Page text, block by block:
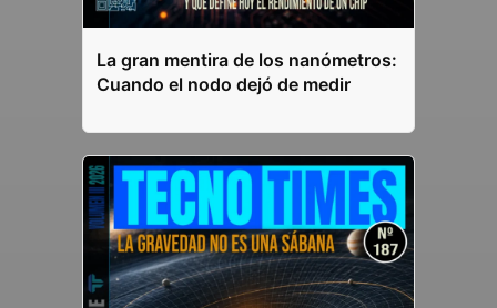
La gran mentira de los nanómetros:
Cuando el nodo dejó de medir